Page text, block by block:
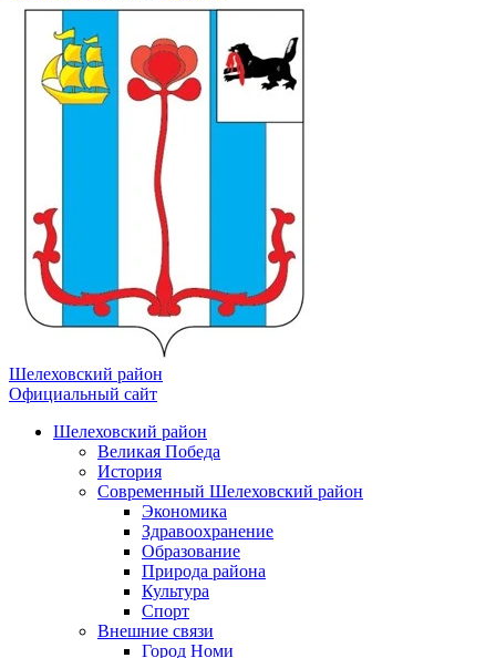
Шелеховский район
Официальный сайт
Шелеховский район
Великая Победа
История
Современный Шелеховский район
Экономика
Здравоохранение
Образование
Природа района
Культура
Спорт
Внешние связи
Город Номи